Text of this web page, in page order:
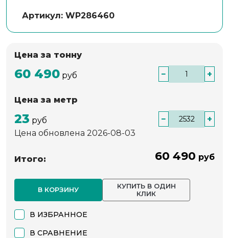
Артикул: WP286460
Цена за тонну
60 490 руб − +
Цена за метр
23 руб −
+
Цена обновлена 2026-08-03
Итого: 60 490 руб
В КОРЗИНУ
КУПИТЬ В ОДИН
КЛИК
В ИЗБРАННОЕ
В СРАВНЕНИЕ